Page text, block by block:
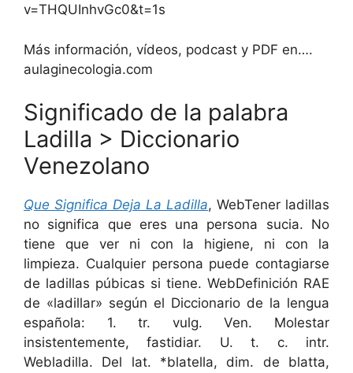
v=THQUInhvGc0&t=1s
Más información, vídeos, podcast y PDF en….
aulaginecologia.com
Significado de la palabra
Ladilla > Diccionario
Venezolano
Que Significa Deja La Ladilla, WebTener ladillas
no significa que eres una persona sucia. No
tiene que ver ni con la higiene, ni con la
limpieza. Cualquier persona puede contagiarse
de ladillas púbicas si tiene. WebDefinición RAE
de «ladillar» según el Diccionario de la lengua
española: 1. tr. vulg. Ven. Molestar
insistentemente, fastidiar. U. t. c. intr.
Webladilla. Del lat. *blatella, dim. de blatta,